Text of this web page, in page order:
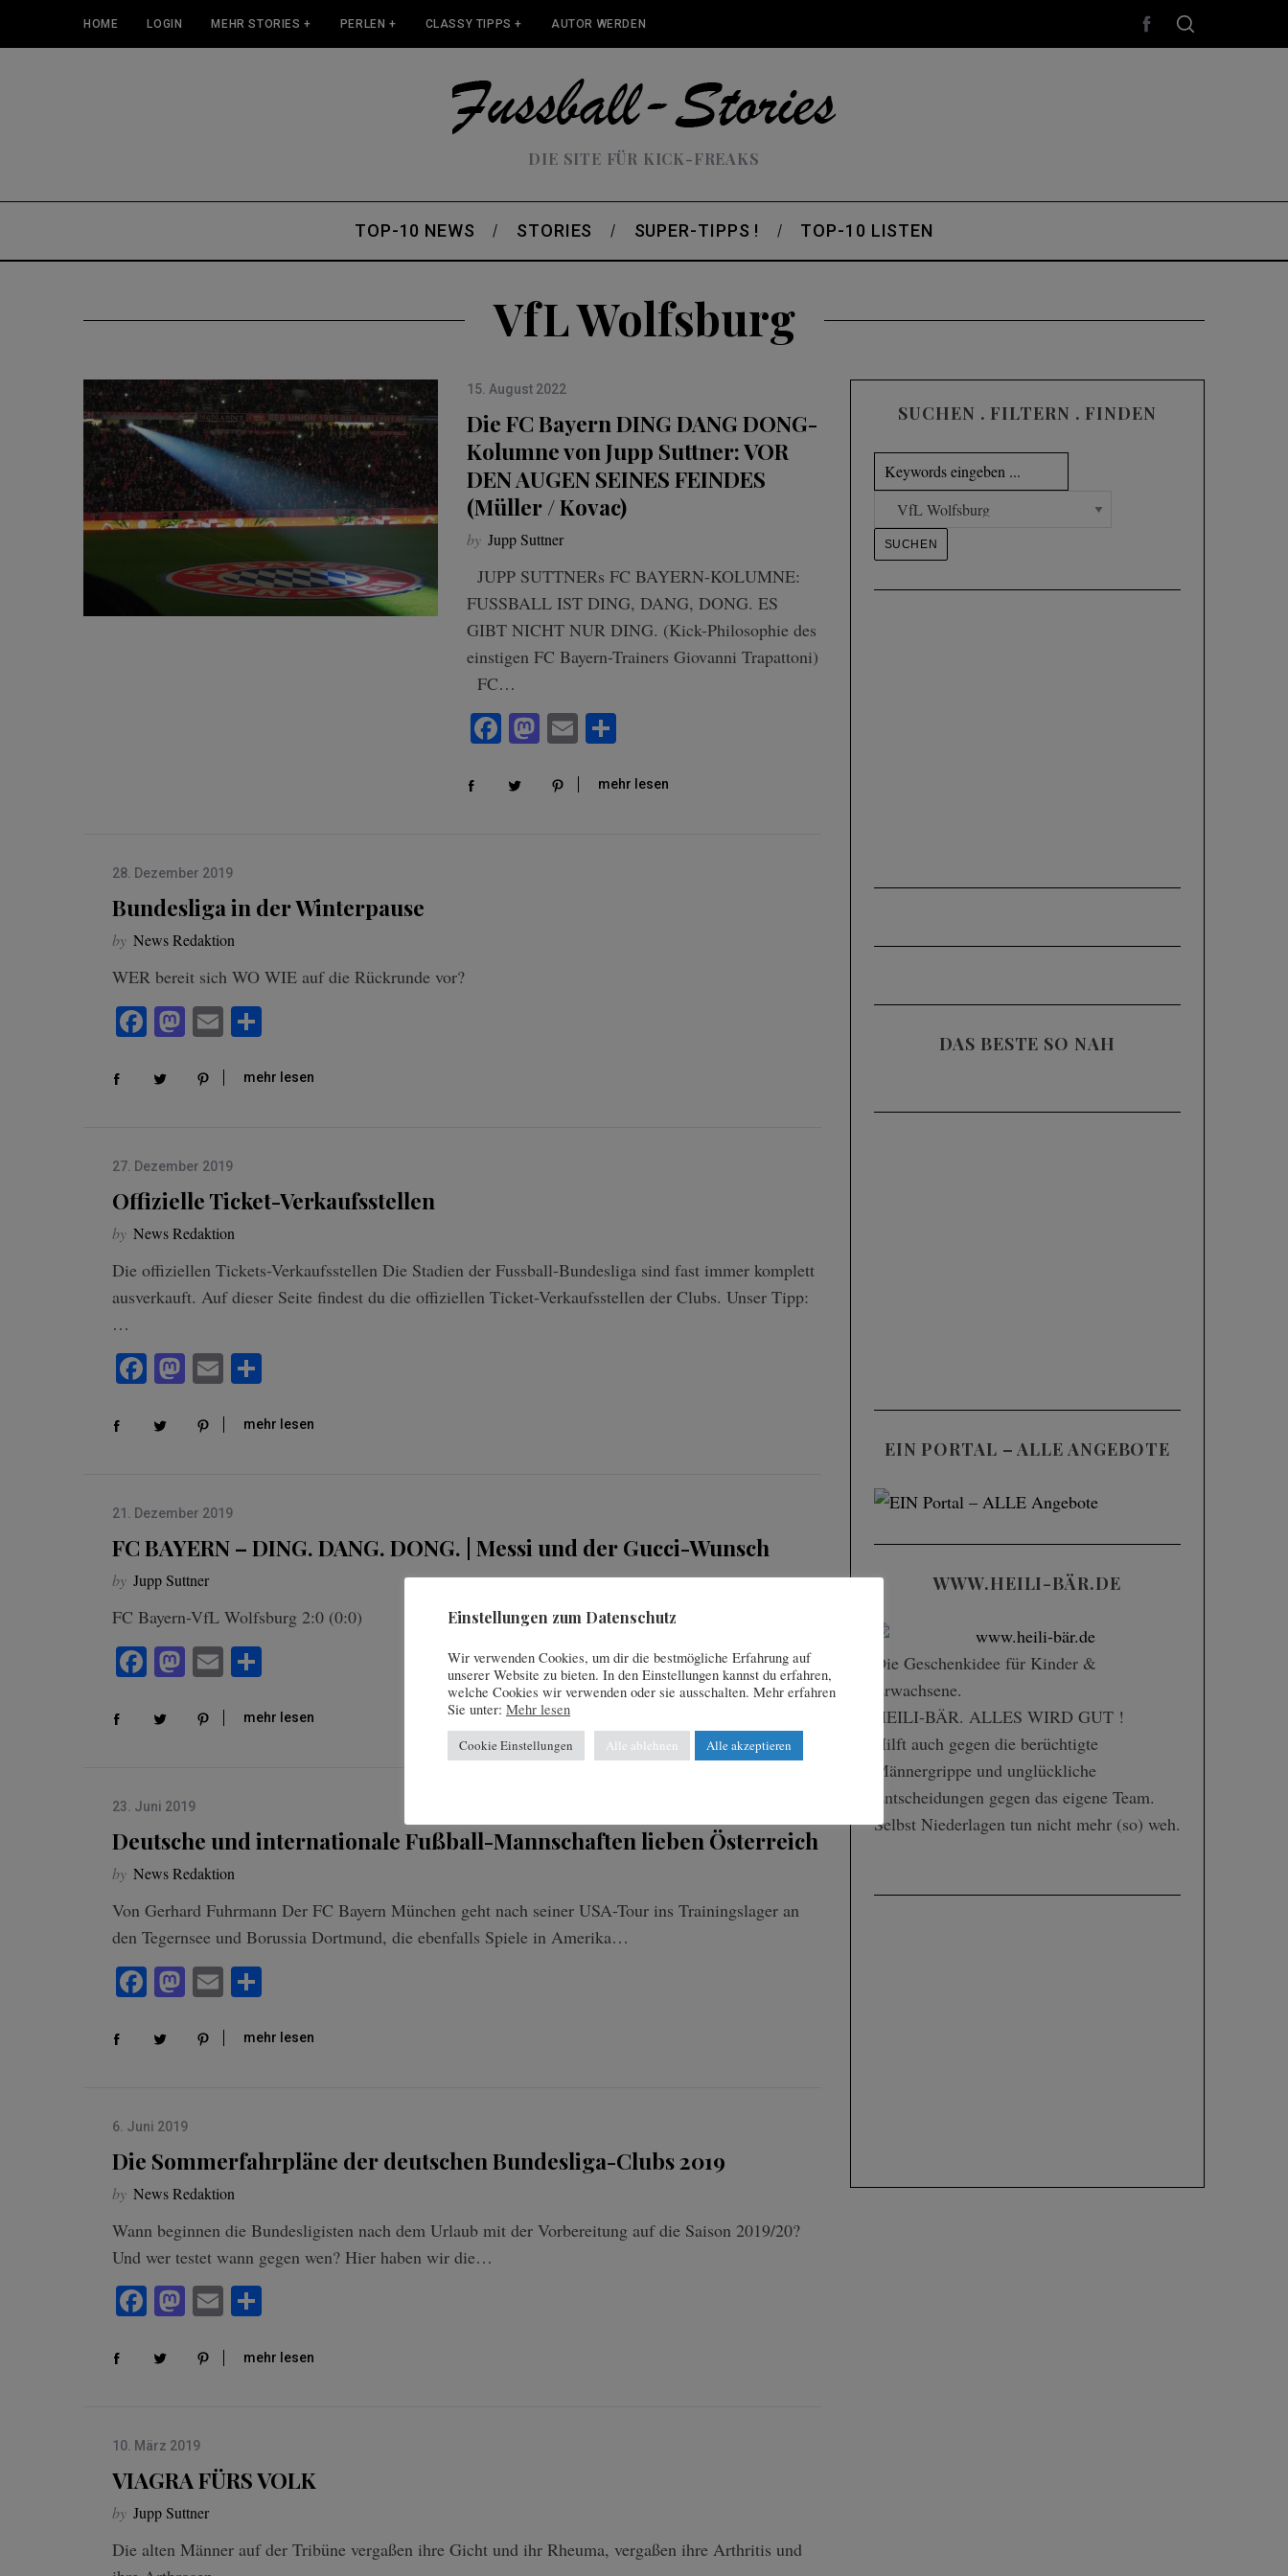
HOME LOGIN MEHR STORIES + PERLEN + CLASSY TIPPS + AUTOR WERDEN
DIE SITE FÜR KICK-FREAKS
TOP-10 NEWS STORIES SUPER-TIPPS ! TOP-10 LISTEN
VfL Wolfsburg
15. August 2022
Die FC Bayern DING DANG DONG-
Kolumne von Jupp Suttner: VOR
DEN AUGEN SEINES FEINDES
(Müller / Kovac)
by Jupp Suttner
JUPP SUTTNERs FC BAYERN-KOLUMNE:
FUSSBALL IST DING, DANG, DONG. ES
GIBT NICHT NUR DING. (Kick-Philosophie des
einstigen FC Bayern-Trainers Giovanni Trapattoni)
FC…
Fa
bo
M
to
E
ailn
mehr lesen
28. Dezember 2019
Bundesliga in der Winterpause
by News Redaktion
WER bereit sich WO WIE auf die Rückrunde vor?
Fa
bo
M
to
E
ailn
mehr lesen
27. Dezember 2019
Offizielle Ticket-Verkaufsstellen
by News Redaktion
Die offiziellen Tickets-Verkaufsstellen Die Stadien der Fussball-Bundesliga sind fast immer komplett
ausverkauft. Auf dieser Seite findest du die offiziellen Ticket-Verkaufsstellen der Clubs. Unser Tipp:
…
Fa
bo
M
to
E
ailn
mehr lesen
21. Dezember 2019
FC BAYERN – DING. DANG. DONG. | Messi und der Gucci-Wunsch
by Jupp Suttner
FC Bayern-VfL Wolfsburg 2:0 (0:0)
Fa
bo
M
to
E
ailn
mehr lesen
23. Juni 2019
Deutsche und internationale Fußball-Mannschaften lieben Österreich
by News Redaktion
Von Gerhard Fuhrmann Der FC Bayern München geht nach seiner USA-Tour ins Trainingslager an
den Tegernsee und Borussia Dortmund, die ebenfalls Spiele in Amerika…
Fa
bo
M
to
E
ailn
mehr lesen
6. Juni 2019
Die Sommerfahrpläne der deutschen Bundesliga-Clubs 2019
by News Redaktion
Wann beginnen die Bundesligisten nach dem Urlaub mit der Vorbereitung auf die Saison 2019/20?
Und wer testet wann gegen wen? Hier haben wir die…
Fa
bo
M
to
E
ailn
mehr lesen
10. März 2019
VIAGRA FÜRS VOLK
by Jupp Suttner
Die alten Männer auf der Tribüne vergaßen ihre Gicht und ihr Rheuma, vergaßen ihre Arthritis und
SUCHEN . FILTERN . FINDEN
DAS BESTE SO NAH
EIN PORTAL – ALLE ANGEBOTE
WWW.HEILI-BÄR.DE
Die Geschenk­idee für Kinder &
Erwachsene.
HEILI-BÄR. ALLES WIRD GUT !
Hilft auch gegen die berüchtigte
Männergrippe und unglückliche
Entscheidungen gegen das eigene Team.
Selbst Niederlagen tun nicht mehr (so) weh.
S
c
h
o
r
Einstellungen zum Datenschutz
Wir verwenden Cookies, um dir die bestmögliche Erfahrung auf
unserer Website zu bieten. In den Einstellungen kannst du erfahren,
welche Cookies wir verwenden oder sie ausschalten. Mehr erfahren
Sie unter: Mehr lesen
Cookie Einstellungen Alle ablehnen Alle akzeptieren